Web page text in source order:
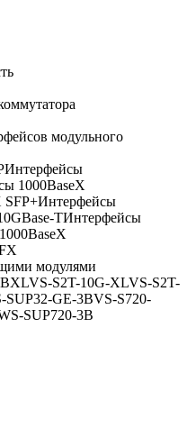
модульного
1000BaseX
SFP+Интерфейсы
TИнтерфейсы
модулями
S2T-10G-XLVS-S2T-
SUP32-GE-3BVS-S720-
SUP720-3B